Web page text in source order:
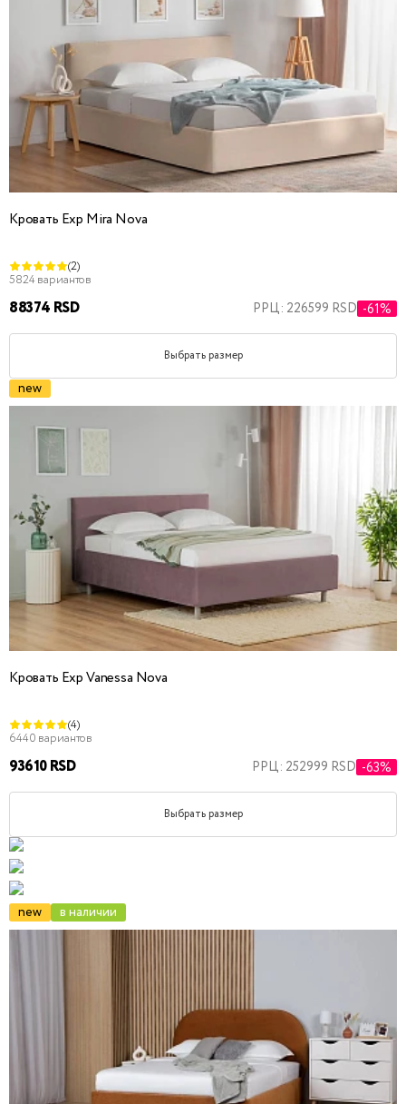
Кровать Exp Mira Nova
(2)
5824 вариантов
88374 RSD РРЦ: 226599 RSD -61%
Выбрать размер
new
Кровать Exp Vanessa Nova
(4)
6440 вариантов
93610 RSD РРЦ: 252999 RSD -63%
Выбрать размер
new в наличии